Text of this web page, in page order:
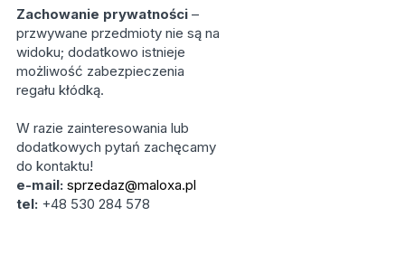
Zachowanie prywatności–
przwywane przedmioty nie są na
widoku; dodatkowo istnieje
możliwość zabezpieczenia
regału kłódką.
W razie zainteresowania lub
dodatkowych pytań zachęcamy
do kontaktu!
e-mail: sprzedaz@maloxa.pl
tel: +48 530 284 578